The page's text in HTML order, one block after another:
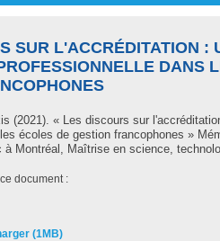
SUR L'ACCRÉDITATION :
DANS
(2021). « Les discours sur
écoles de gestion francophones »
à Montréal, Maîtrise en science,
document :
(1MB)